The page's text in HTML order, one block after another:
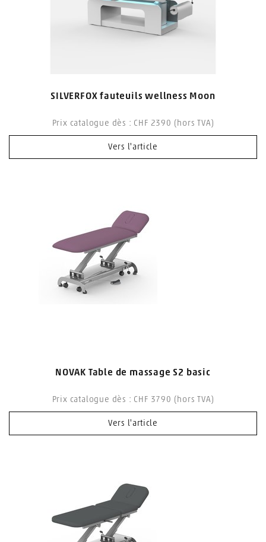
SILVERFOX fauteuils wellness Moon
Prix catalogue dès : CHF 2390 (hors TVA)
Vers l'article
NOVAK Table de massage S2 basic
Prix catalogue dès : CHF 3790 (hors TVA)
Vers l'article